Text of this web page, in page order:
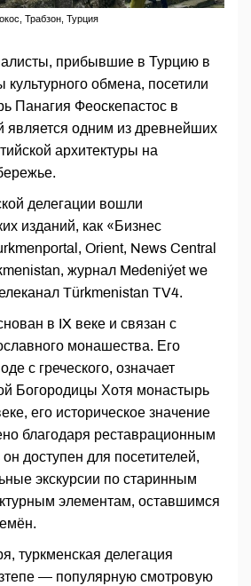
Трабзон, Турция
прибывшие в Турцию в
обмена, посетили
Панагия Феоскепастос в
является одним из древнейших
архитектуры на
делегации вошли
изданий, как «Бизнес
Orient, News Central
журнал Medeniýet we
Türkmenistan TV4.
в IX веке и связан с
монашества. Его
с греческого, означает
Богородицы Хотя монастырь
его историческое значение
благодаря реставрационным
доступен для посетителей,
экскурсии по старинным
элементам, оставшимся
туркменская делегация
— популярную смотровую